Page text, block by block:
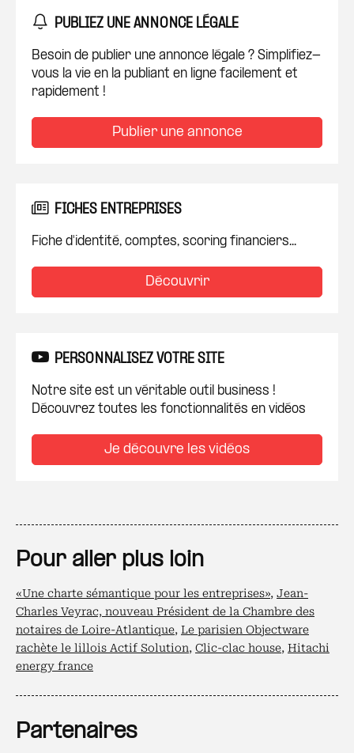
PUBLIEZ UNE ANNONCE LÉGALE
Besoin de publier une annonce légale ? Simplifiez-
vous la vie en la publiant en ligne facilement et
rapidement !
Publier une annonce
FICHES ENTREPRISES
Fiche d'identité, comptes, scoring financiers...
Découvrir
PERSONNALISEZ VOTRE SITE
Notre site est un véritable outil business !
Découvrez toutes les fonctionnalités en vidéos
Je découvre les vidéos
Pour aller plus loin
«Une charte sémantique pour les entreprises», Jean-
Charles Veyrac, nouveau Président de la Chambre des
notaires de Loire-Atlantique, Le parisien Objectware
rachète le lillois Actif Solution, Clic-clac house, Hitachi
energy france
Partenaires